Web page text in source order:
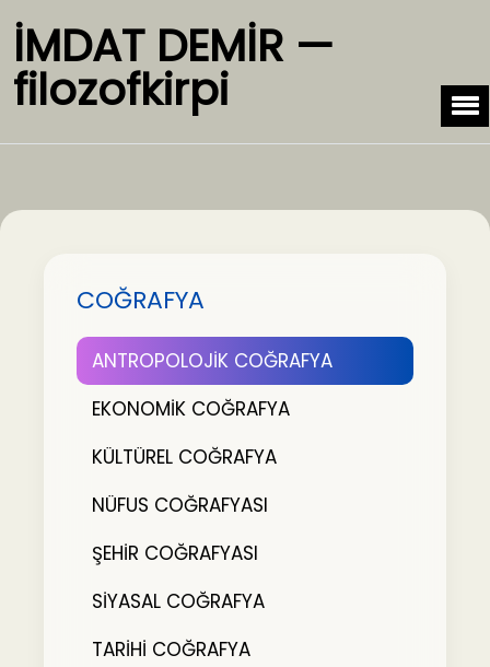
İMDAT DEMİR —
filozofkirpi
COĞRAFYA
ANTROPOLOJİK COĞRAFYA
EKONOMİK COĞRAFYA
KÜLTÜREL COĞRAFYA
NÜFUS COĞRAFYASI
ŞEHİR COĞRAFYASI
SİYASAL COĞRAFYA
TARİHİ COĞRAFYA